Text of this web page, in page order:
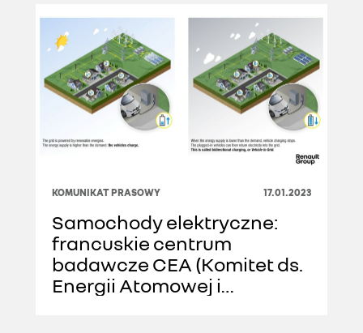
zespoły napędowe
KOMUNIKAT PRASOWY 17.01.2023
Samochody elektryczne:
francuskie centrum
badawcze CEA (Komitet ds.
Energii Atomowej i